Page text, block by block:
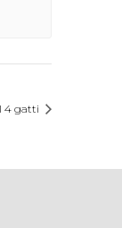
I 4 gatti